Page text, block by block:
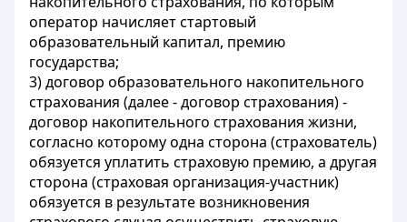
оператор начисляетстартовый
образовательный капитал, премию
государства;
3) договор образовательного накопительного
страхования (далее - договор страхования) -
договор накопительного страхования жизни,
согласно которому одна сторона (страхователь)
обязуется уплатить страховую премию, а другая
сторона (страховая организация-участник)
обязуется в результате возникновения